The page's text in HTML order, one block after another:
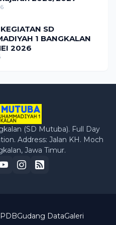
SD
1 BANGKALAN
2026
(SD Mutuba). Full Day
Address: Jalan KH. Moch
Jawa Timur.
Gudang DataGaleri